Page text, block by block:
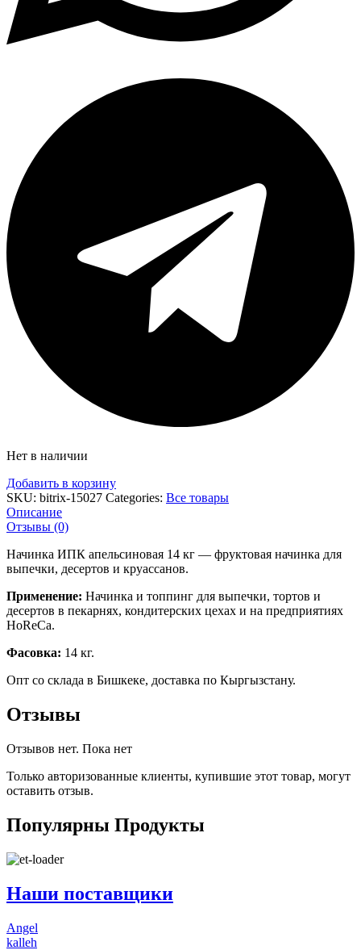
Нет в наличии
Добавить в корзину
SKU: bitrix-15027 Categories: Все товары
Описание
Отзывы (0)
Начинка ИПК апельсиновая 14 кг — фруктовая начинка для
выпечки, десертов и круассанов.
Применение: Начинка и топпинг для выпечки, тортов и
десертов в пекарнях, кондитерских цехах и на предприятиях
HoReCa.
Фасовка: 14 кг.
Опт со склада в Бишкеке, доставка по Кыргызстану.
Отзывы
Отзывов нет. Пока нет
Только авторизованные клиенты, купившие этот товар, могут
оставить отзыв.
Популярны Продукты
Наши поставщики
Angel
kalleh